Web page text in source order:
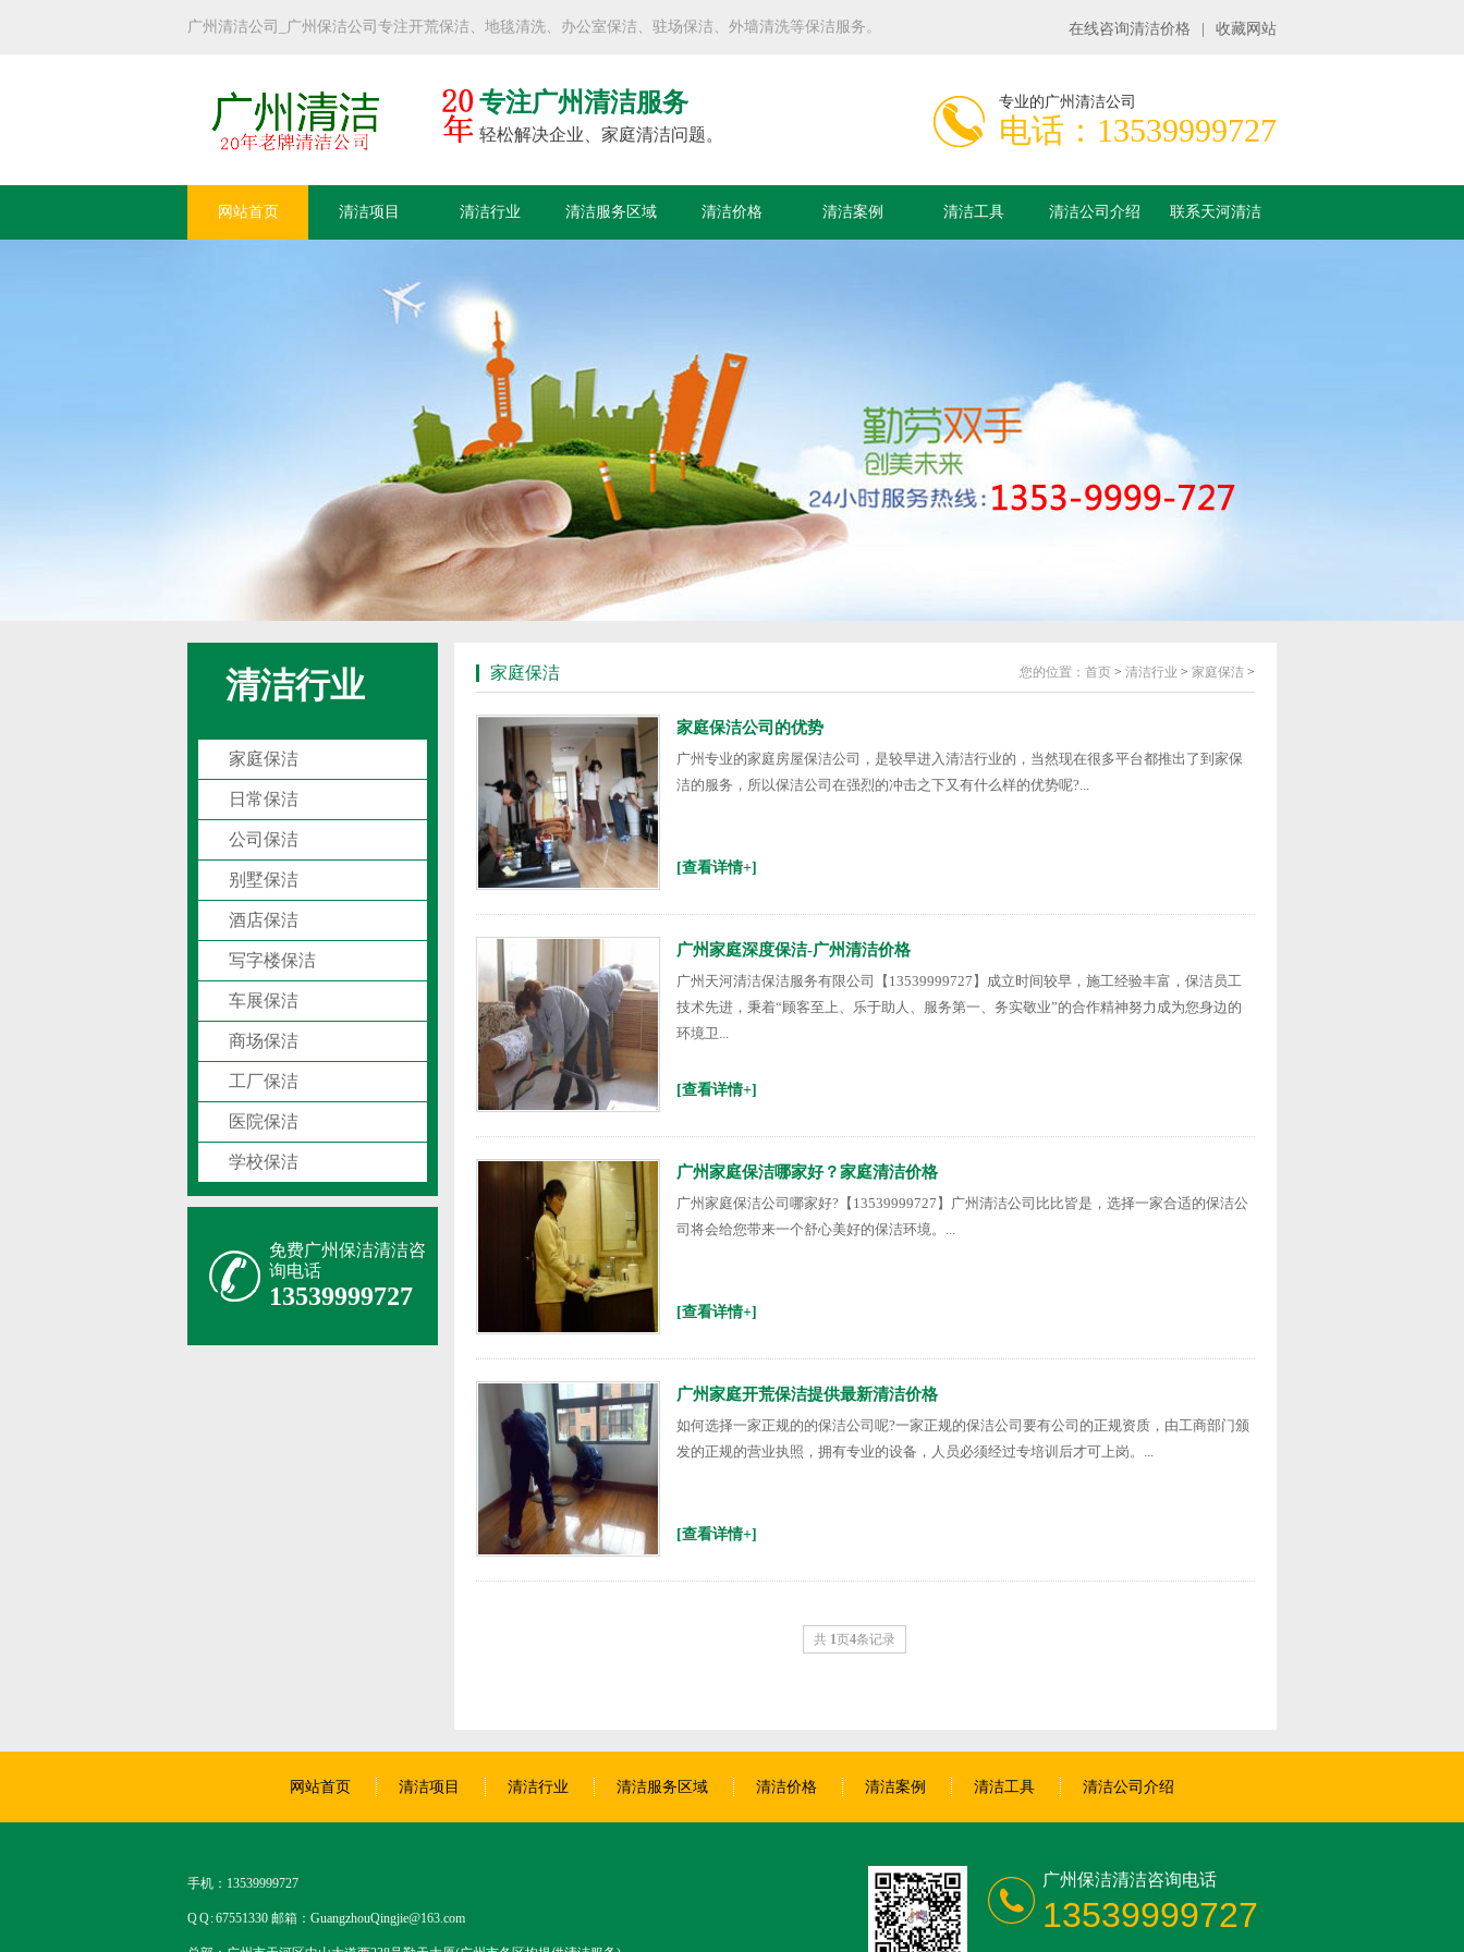
广州清洁公司_广州保洁公司专注开荒保洁、地毯清洗、办公室保洁、驻场保洁、外墙清洗等保洁服务。 在线咨询清洁价格 收藏网站
专注广州清洁服务
轻松解决企业、家庭清洁问题。
专业的广州清洁公司
电话：13539999727
网站首页 清洁项目 清洁行业 清洁服务区域 清洁价格 清洁案例 清洁工具 清洁公司介绍 联系天河清洁
清洁行业
家庭保洁
日常保洁
公司保洁
别墅保洁
酒店保洁
写字楼保洁
车展保洁
商场保洁
工厂保洁
医院保洁
学校保洁
免费广州保洁清洁咨
询电话
13539999727
家庭保洁 您的位置： 首页 > 清洁行业 > 家庭保洁 >
家庭保洁公司的优势
广州专业的家庭房屋保洁公司，是较早进入清洁行业的，当然现在很多平台都推出了到家保
洁的服务，所以保洁公司在强烈的冲击之下又有什么样的优势呢?...
[查看详情+]
广州家庭深度保洁-广州清洁价格
广州天河清洁保洁服务有限公司【13539999727】成立时间较早，施工经验丰富，保洁员工
技术先进，秉着“顾客至上、乐于助人、服务第一、务实敬业”的合作精神努力成为您身边的
环境卫...
[查看详情+]
广州家庭保洁哪家好？家庭清洁价格
广州家庭保洁公司哪家好?【13539999727】广州清洁公司比比皆是，选择一家合适的保洁公
司将会给您带来一个舒心美好的保洁环境。...
[查看详情+]
广州家庭开荒保洁提供最新清洁价格
如何选择一家正规的的保洁公司呢?一家正规的保洁公司要有公司的正规资质，由工商部门颁
发的正规的营业执照，拥有专业的设备，人员必须经过专培训后才可上岗。...
[查看详情+]
共 1页4条记录
网站首页 清洁项目 清洁行业 清洁服务区域 清洁价格 清洁案例 清洁工具 清洁公司介绍
手机：13539999727
Q Q : 67551330 邮箱：GuangzhouQingjie@163.com
广州保洁清洁咨询电话
13539999727